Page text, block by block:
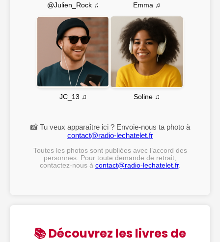
@Julien_Rock ♫ Emma ♫
JC_13 ♫ Soline ♫
📸 Tu veux apparaître ici ? Envoie-nous ta photo à
contact@radio-lechatelet.fr
Toutes les photos sont publiées avec l’accord des
personnes. Pour toute demande de retrait,
contactez-nous à contact@radio-lechatelet.fr.
📚 Découvrez les livres de